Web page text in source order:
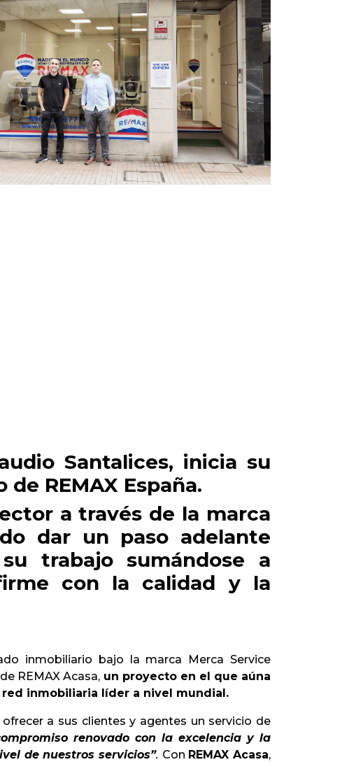
Infórmate
Santalices, inicia su
REMAX España.
a través de la marca
dar un paso adelante
trabajo sumándose a
con la calidad y la
inmobiliario bajo la marca Merca Service
REMAX Acasa, un proyecto en el que aúna
red inmobiliaria líder a nivel mundial.
a sus clientes y agentes un servicio de
renovado con la excelencia y la
de nuestros servicios”. Con REMAX Acasa,